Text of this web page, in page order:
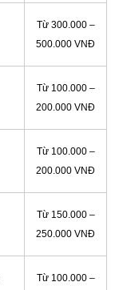
Từ 300.000 –
500.000 VNĐ
Từ 100.000 –
200.000 VNĐ
Từ 100.000 –
200.000 VNĐ
Từ 150.000 –
250.000 VNĐ
Từ 100.000 –